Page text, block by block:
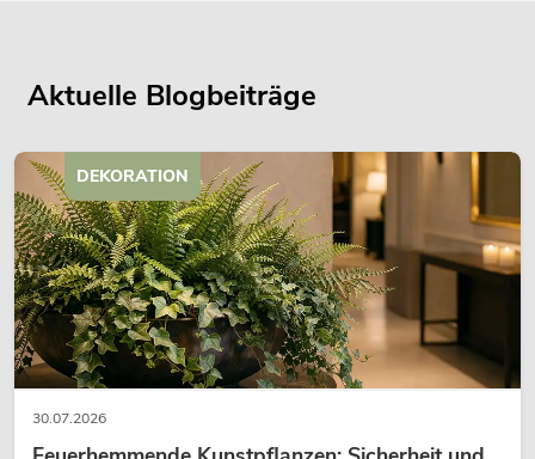
OMNITRONIC TRM-202MK3 2-Kanal
Rotary-Mixer
Bestand reicht ca. 4 Wo.
Aktuelle Blogbeiträge
30.07.2026
DEKORATION